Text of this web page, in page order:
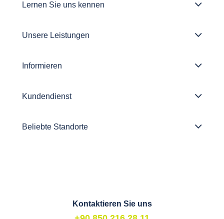
Lernen Sie uns kennen
Unsere Leistungen
Informieren
Kundendienst
Beliebte Standorte
Kontaktieren Sie uns